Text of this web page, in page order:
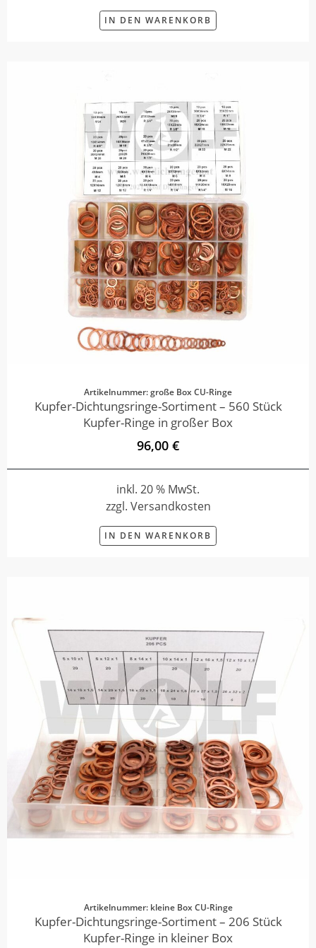
IN DEN WARENKORB
Artikelnummer: große Box CU-Ringe
Kupfer-Dichtungsringe-Sortiment – 560 Stück
Kupfer-Ringe in großer Box
96,00 €
inkl. 20 % MwSt.
zzgl. Versandkosten
IN DEN WARENKORB
Artikelnummer: kleine Box CU-Ringe
Kupfer-Dichtungsringe-Sortiment – 206 Stück
Kupfer-Ringe in kleiner Box